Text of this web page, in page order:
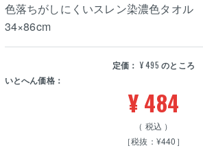
色落ちがしにくいスレン染濃色タオ
34×86cm
定価： ¥495 のところ
いとへん価格：
¥484
税込
［税抜：¥440］